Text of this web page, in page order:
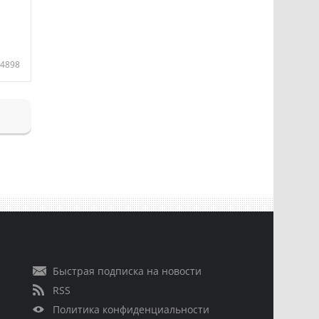
4898
Быстрая подписка на новости
RSS
Политика конфиденциальности